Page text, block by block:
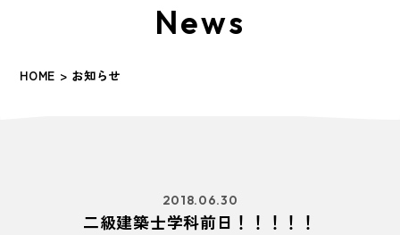
News
HOME > お知らせ
2018.06.30
二級建築士学科前日！！！！！